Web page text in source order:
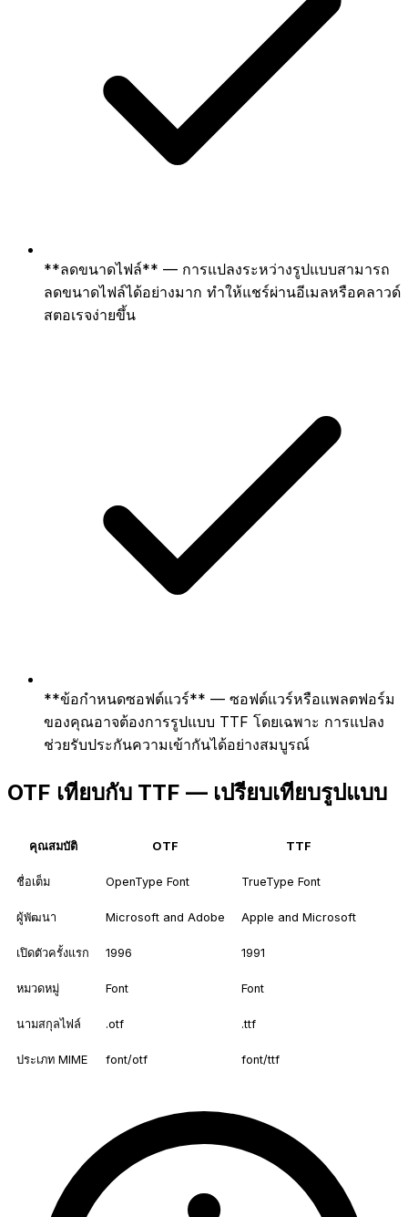
**ลดขนาดไฟล์** — การแปลงระหว่างรูปแบบสามารถ
ลดขนาดไฟล์ได้อย่างมาก ทำให้แชร์ผ่านอีเมลหรือคลาวด์
สตอเรจง่ายขึ้น
**ข้อกำหนดซอฟต์แวร์** — ซอฟต์แวร์หรือแพลตฟอร์ม
ของคุณอาจต้องการรูปแบบ TTF โดยเฉพาะ การแปลง
ช่วยรับประกันความเข้ากันได้อย่างสมบูรณ์
OTF เทียบกับ TTF — เปรียบเทียบรูปแบบ
คุณสมบัติ OTF TTF
ชื่อเต็ม OpenType Font TrueType Font
ผู้พัฒนา Microsoft and Adobe Apple and Microsoft
เปิดตัวครั้งแรก 1996 1991
หมวดหมู่ Font Font
นามสกุลไฟล์ .otf .ttf
ประเภท MIME font/otf font/ttf